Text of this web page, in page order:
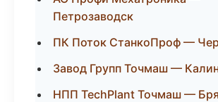
Петрозаводск
ПК Поток СтанкоПроф —
Завод Групп Точмаш —
НПП TechPlant Точмаш —